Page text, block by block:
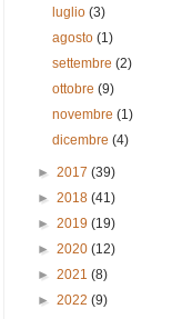
luglio(3)
agosto(1)
settembre(2)
ottobre(9)
novembre(1)
dicembre(4)
► 2017 (39)
► 2018 (41)
► 2019 (19)
► 2020 (12)
► 2021 (8)
► 2022 (9)